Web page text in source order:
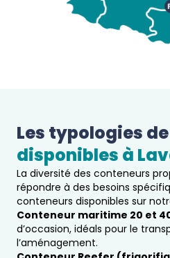
Les typologies
disponibles à
La diversité des conteneurs
répondre à des besoins
conteneurs disponibles sur
Conteneur maritime 20 et
d’occasion, idéals pour le
l’aménagement.